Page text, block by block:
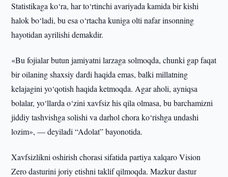
Statistikaga ko‘ra, har to‘rtinchi avariyada kamida bir kishi
halok bo‘ladi, bu esa o‘rtacha kuniga olti nafar insonning
hayotidan ayrilishi demakdir.
«Bu fojialar butun jamiyatni larzaga solmoqda, chunki gap faqat
bir oilaning shaxsiy dardi haqida emas, balki millatning
kelajagini yo‘qotish haqida ketmoqda. Agar aholi, ayniqsa
bolalar, yo‘llarda o‘zini xavfsiz his qila olmasa, bu barchamizni
jiddiy tashvishga solishi va darhol chora ko‘rishga undashi
lozim», — deyiladi “Adolat” bayonotida.
Xavfsizlikni oshirish chorasi sifatida partiya xalqaro Vision
Zero dasturini joriy etishni taklif qilmoqda. Mazkur dastur